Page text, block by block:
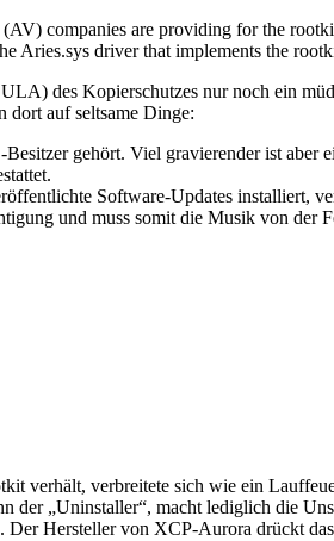
companies are providing for the
Aries.sys driver that implements the
des Kopierschutzes nur noch ein
dort auf seltsame Dinge:
gehört. Viel gravierender ist aber
Software-Updates installiert,
und muss somit die Musik von der
verhält, verbreitete sich wie ein
der „Uninstaller“, macht lediglich die
Hersteller von XCP-Aurora drückt